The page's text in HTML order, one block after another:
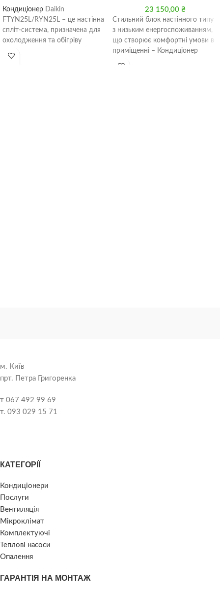
Кондиціонер Daikin
FTYN25L/RYN25L – це настінна
спліт-система, призначена для
охолодження та обігріву
23 150,00 ₴
Стильний блок настінного типу
з низьким енергоспоживанням,
що створює комфортні умови в
приміщенні – Кондиціонер
м. Київ
прт. Петра Григоренка
т 067 492 99 69
т. 093 029 15 71
КАТЕГОРІЇ
Кондиціонери
Послуги
Вентиляція
Мікроклімат
Комплектуючі
Теплові насоси
Опалення
ГАРАНТІЯ НА МОНТАЖ